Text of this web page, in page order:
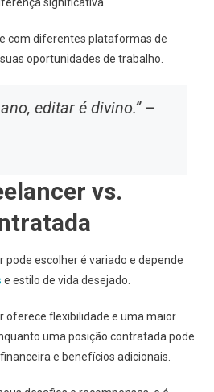
com diferentes plataformas de
oportunidades de trabalho.
editar é divino.” –
vs.
pode escolher é variado e depende
e estilo de vida desejado.
oferece flexibilidade e uma maior
uma posição contratada pode
e benefícios adicionais.